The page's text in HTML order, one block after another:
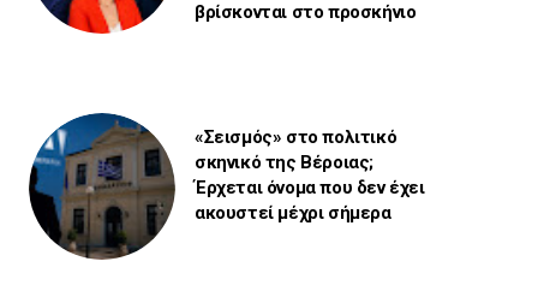
βρίσκονται στο προσκήνιο
«Σεισμός» στο πολιτικό
σκηνικό της Βέροιας;
Έρχεται όνομα που δεν έχει
ακουστεί μέχρι σήμερα